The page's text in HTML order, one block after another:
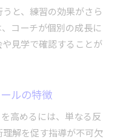
と、練習の効果がさら
コーチが個別の成長に
見学で確認することが
ルの特徴
高めるには、単なる反
解を促す指導が不可欠